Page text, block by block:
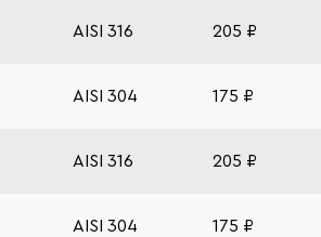
AISI 316 205 ₽
AISI 304 175 ₽
AISI 316 205 ₽
AISI 304 175 ₽